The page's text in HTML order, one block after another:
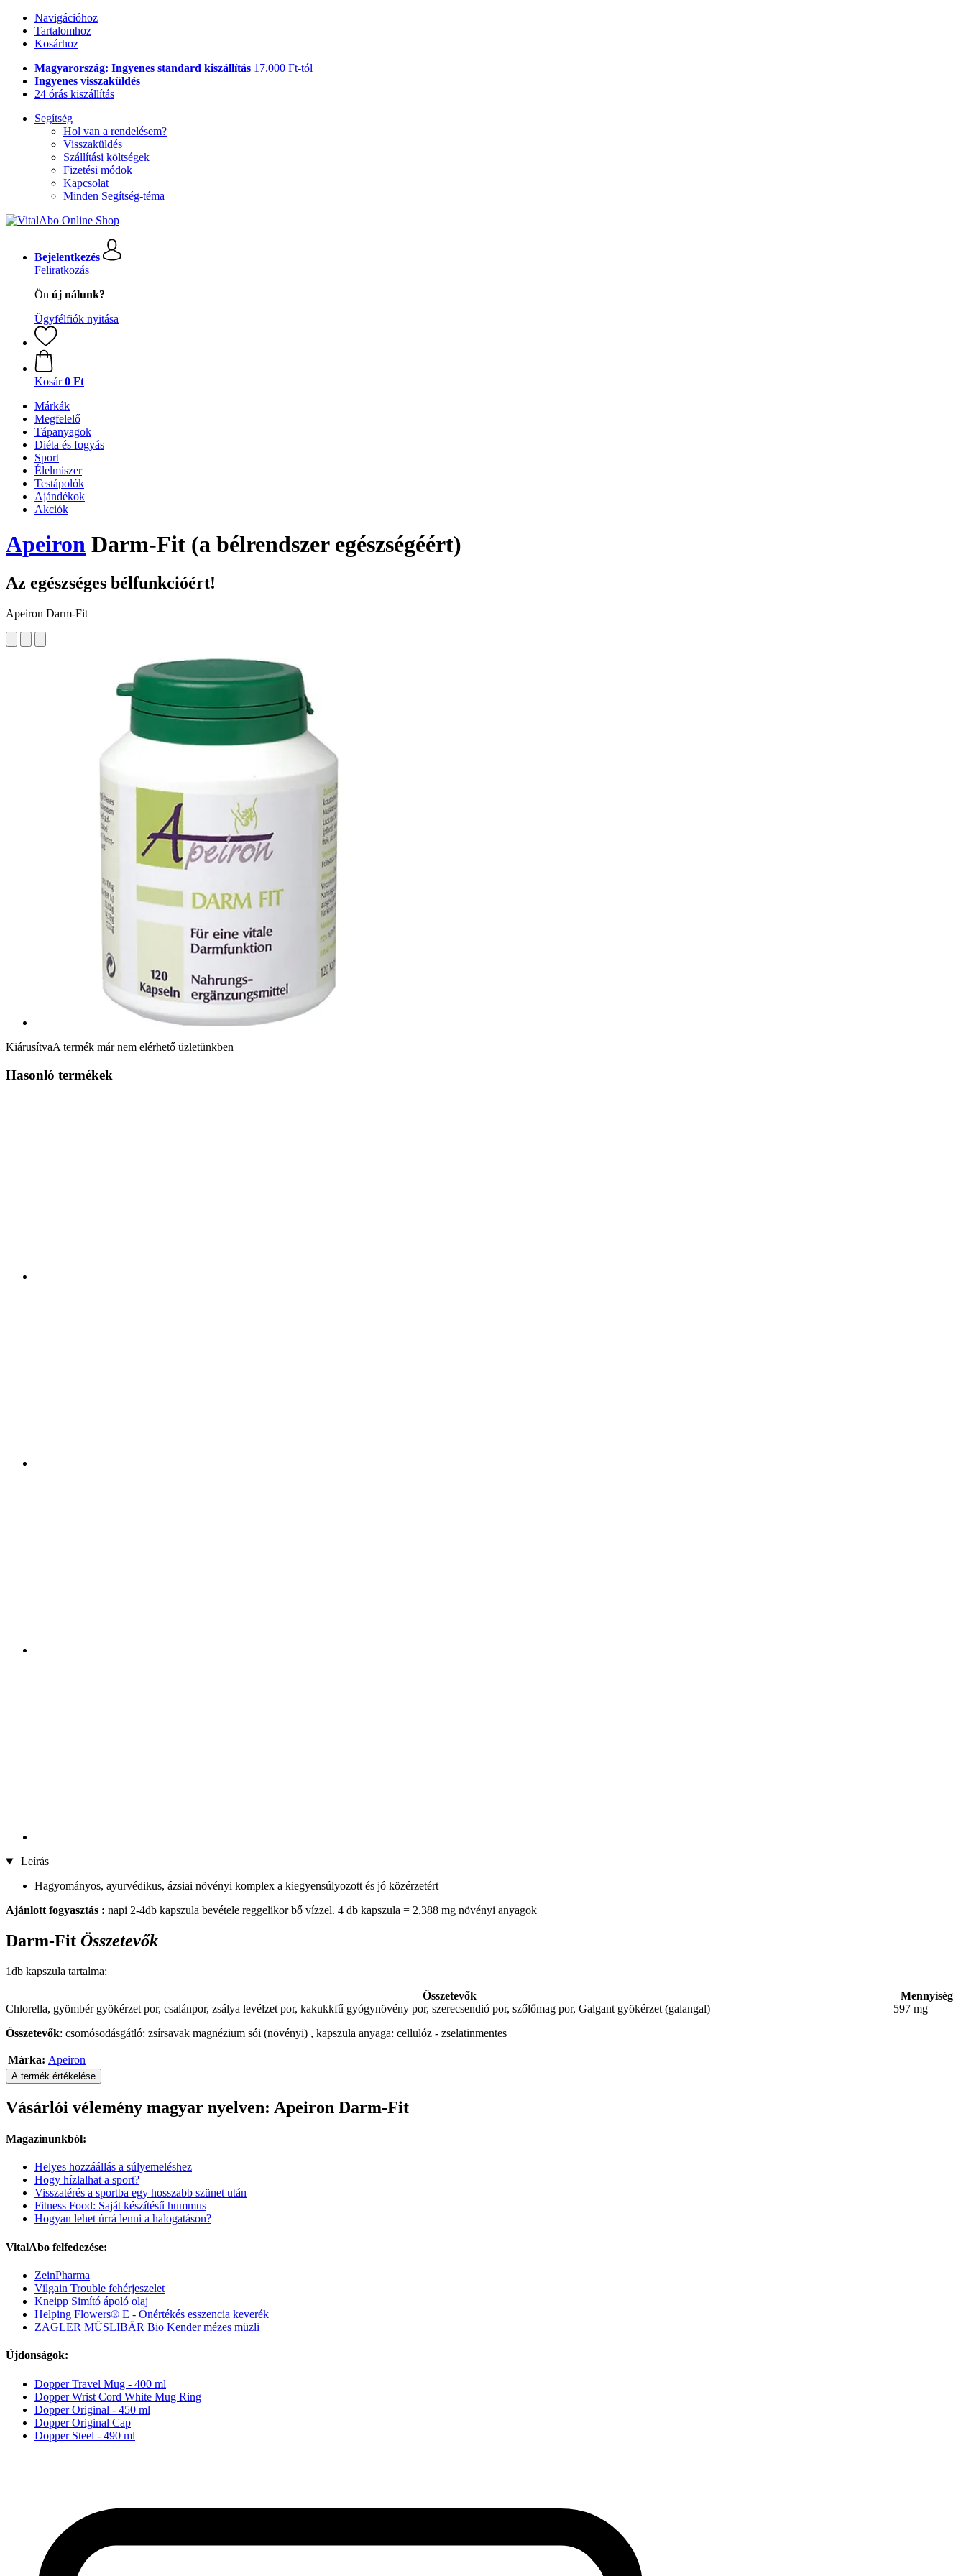
Navigációhoz
Tartalomhoz
Kosárhoz
Magyarország: Ingyenes standard kiszállítás 17.000 Ft-tól
Ingyenes visszaküldés
24 órás kiszállítás
Segítség
Hol van a rendelésem?
Visszaküldés
Szállítási költségek
Fizetési módok
Kapcsolat
Minden Segítség-téma
Bejelentkezés
Feliratkozás
Ön új nálunk?
Ügyfélfiók nyitása
Kosár 0 Ft
Márkák
Megfelelő
Tápanyagok
Diéta és fogyás
Sport
Élelmiszer
Testápolók
Ajándékok
Akciók
Apeiron Darm-Fit (a bélrendszer egészségéért)
Az egészséges bélfunkcióért!
Apeiron Darm-Fit
KiárusítvaA termék már nem elérhető üzletünkben
Hasonló termékek
Leírás
Hagyományos, ayurvédikus, ázsiai növényi komplex a kiegyensúlyozott és jó közérzetért
Ajánlott fogyasztás : napi 2-4db kapszula bevétele reggelikor bő vízzel. 4 db kapszula = 2,388 mg növényi anyagok
Darm-Fit Összetevők
1db kapszula tartalma:
Összetevők
Mennyiség
Chlorella, gyömbér gyökérzet por, csalánpor, zsálya levélzet por, kakukkfű gyógynövény por, szerecsendió por, szőlőmag por, Galgant gyökérzet (galangal)
597 mg
Összetevők: csomósodásgátló: zsírsavak magnézium sói (növényi) , kapszula anyaga: cellulóz - zselatinmentes
Márka: Apeiron
A termék értékelése
Vásárlói vélemény magyar nyelven: Apeiron Darm-Fit
Magazinunkból:
Helyes hozzáállás a súlyemeléshez
Hogy hízlalhat a sport?
Visszatérés a sportba egy hosszabb szünet után
Fitness Food: Saját készítésű hummus
Hogyan lehet úrrá lenni a halogatáson?
VitalAbo felfedezése:
ZeinPharma
Vilgain Trouble fehérjeszelet
Kneipp Simító ápoló olaj
Helping Flowers® E - Önértékés esszencia keverék
ZAGLER MÜSLIBÄR Bio Kender mézes müzli
Újdonságok:
Dopper Travel Mug - 400 ml
Dopper Wrist Cord White Mug Ring
Dopper Original - 450 ml
Dopper Original Cap
Dopper Steel - 490 ml